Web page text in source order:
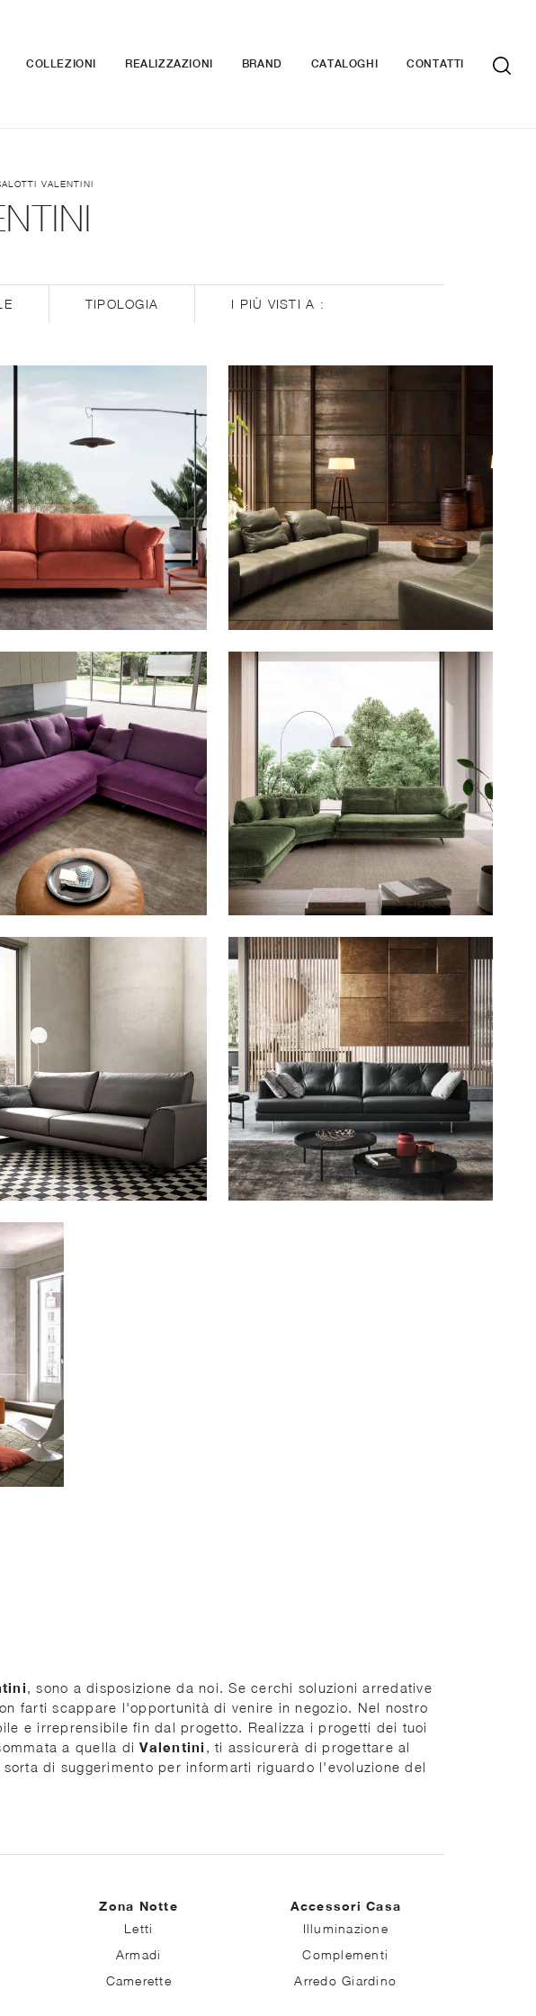
COLLEZIONI REALIZZAZIONI BRAND CATALOGHI CONTATTI
VALENTINI
TIPOLOGIA I PIÙ VISTI A :
, sono a disposizione da noi. Se cerchi soluzioni arredative
farti scappare l'opportunità di venire in negozio. Nel nostro
e irreprensibile fin dal progetto. Realizza i progetti dei tuoi
a quella diValentini , ti assicurerà di progettare al
di suggerimento per informarti riguardo l'evoluzione del
Zona Notte
Letti
Armadi
Camerette
Accessori Casa
Illuminazione
Complementi
Arredo Giardino